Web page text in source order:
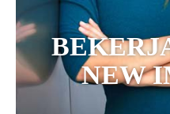
NEW